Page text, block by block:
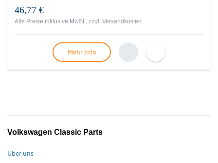
46,77 €
Alle Preise inklusive MwSt., zzgl. Versandkosten
Mehr Info
Volkswagen Classic Parts
Über uns